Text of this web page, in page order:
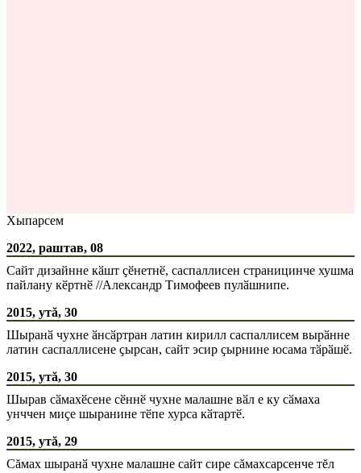
Хыпарсем
2022, раштав, 08
Сайт дизайнне кӑшт ҫӗнетнӗ, саспаллисен страницинче хушма
пайлану кӗртнӗ //Александр Тимофеев пулӑшнипе.
2015, утă, 30
Шыранӑ чухне ӑнсӑртран латин кирилл саспаллисем вырӑнне
латин саспаллисене ҫырсан, сайт эсир ҫырнине юсама тӑрӑшӗ.
2015, утă, 30
Шырав сӑмахӗсене сӗннӗ чухне малашне вӑл е ку сӑмаха
унччен миҫе шыранине тӗпе хурса кӑтартӗ.
2015, утă, 29
Сăмах шыранӑ чухне малашне сайт сире сăмахсарсенче тĕл